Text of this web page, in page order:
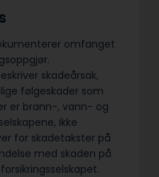
omfanget
skadeårsak,
følgeskader som
er brann-, vann- og
ikke
for skadetakster på
med skaden på